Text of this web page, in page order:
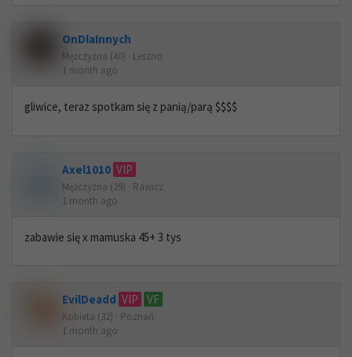
OnDlaInnych
Mężczyzna (40) · Leszno
1 month ago
gliwice, teraz spotkam się z panią/parą $$$$
Axel1010 VIP
Mężczyzna (29) · Rawicz
1 month ago
zabawie się x mamuska 45+ 3 tys
EvilDeadd VIP VF
Kobieta (32) · Poznań
1 month ago